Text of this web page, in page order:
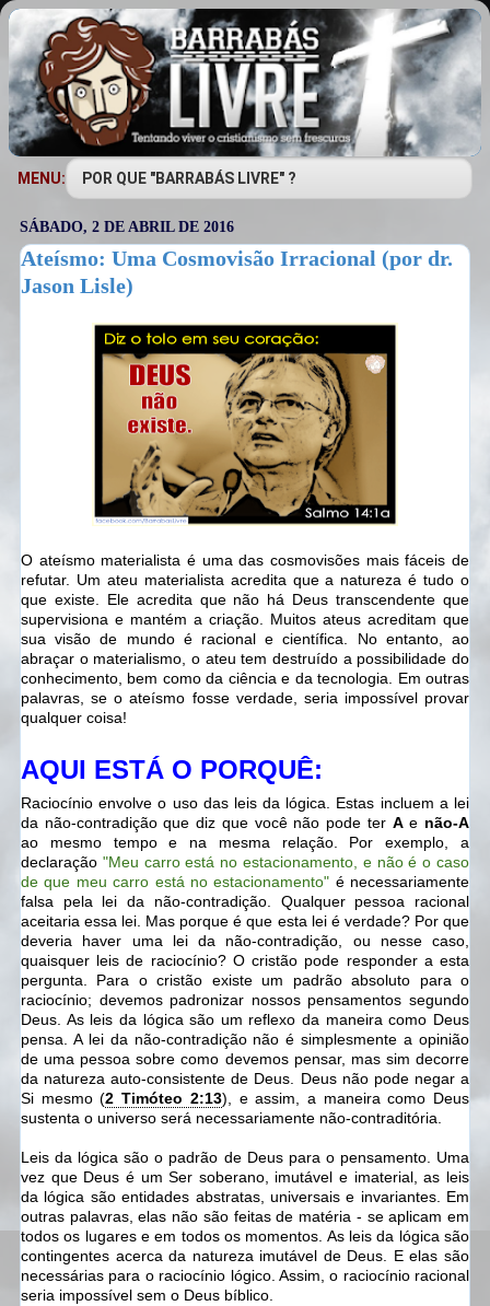
MENU:
SÁBADO, 2 DE ABRIL DE 2016
Ateísmo: Uma Cosmovisão Irracional (por dr.
Jason Lisle)
O ateísmo materialista é uma das cosmovisões mais fáceis de
refutar. Um ateu materialista acredita que a natureza é tudo o
que existe. Ele acredita que não há Deus transcendente que
supervisiona e mantém a criação. Muitos ateus acreditam que
sua visão de mundo é racional e científica. No entanto, ao
abraçar o materialismo, o ateu tem destruído a possibilidade do
conhecimento, bem como da ciência e da tecnologia. Em outras
palavras, se o ateísmo fosse verdade, seria impossível provar
qualquer coisa!
AQUI ESTÁ O PORQUÊ:
Raciocínio envolve o uso das leis da lógica. Estas incluem a lei
da não-contradição que diz que você não pode ter Ae não-A
ao mesmo tempo e na mesma relação. Por exemplo, a
declaração "Meu carro está no estacionamento, e não é o caso
de que meu carro está no estacionamento" é necessariamente
falsa pela lei da não-contradição. Qualquer pessoa racional
aceitaria essa lei. Mas porque é que esta lei é verdade? Por que
deveria haver uma lei da não-contradição, ou nesse caso,
quaisquer leis de raciocínio? O cristão pode responder a esta
pergunta. Para o cristão existe um padrão absoluto para o
raciocínio; devemos padronizar nossos pensamentos segundo
Deus. As leis da lógica são um reflexo da maneira como Deus
pensa. A lei da não-contradição não é simplesmente a opinião
de uma pessoa sobre como devemos pensar, mas sim decorre
da natureza auto-consistente de Deus. Deus não pode negar a
Si mesmo (2 Timóteo 2:13), e assim, a maneira como Deus
sustenta o universo será necessariamente não-contraditória.
Leis da lógica são o padrão de Deus para o pensamento. Uma
vez que Deus é um Ser soberano, imutável e imaterial, as leis
da lógica sãoentidades abstratas, universais e invariantes. Em
outras palavras, elas não são feitas de matéria - se aplicam em
todos os lugares e em todos os momentos. As leis da lógica são
contingentes acerca da natureza imutável de Deus. E elas são
necessárias para o raciocínio lógico. Assim, o raciocínio racional
seria impossível sem o Deus bíblico.